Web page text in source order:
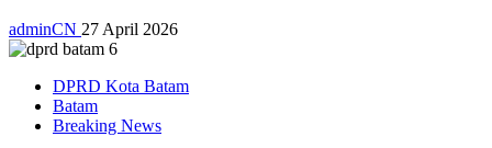
adminCN 27 April 2026
DPRD Kota Batam
Batam
Breaking News